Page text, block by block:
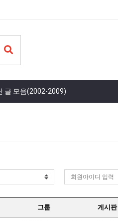
글 모음(2002-2009)
그룹 게시판